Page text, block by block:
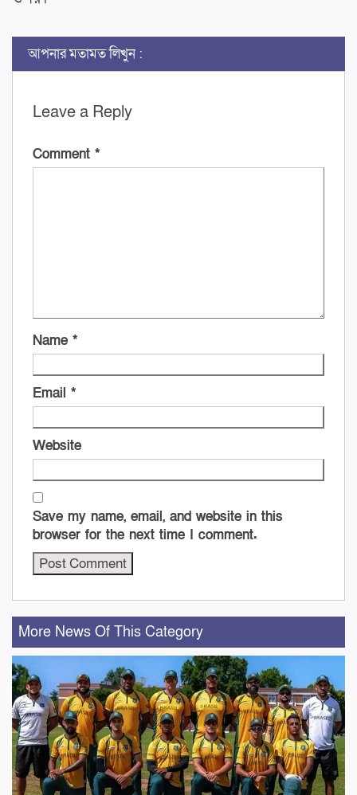
আপনার মতামত লিখুন :
Leave a Reply
Comment *
Name *
Email *
Website
Save my name, email, and website in this
browser for the next time I comment.
More News Of This Category